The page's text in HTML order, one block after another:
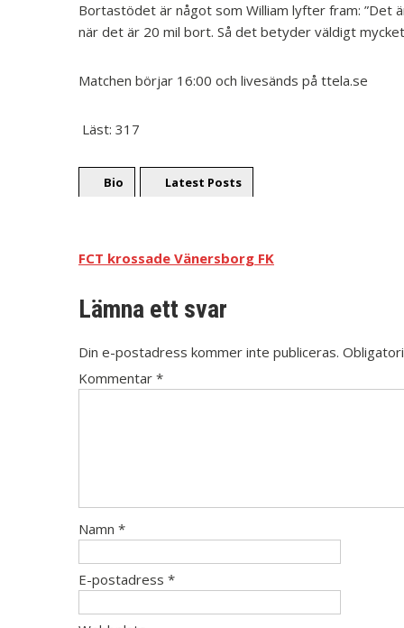
Bortastödet är något som William lyfter fram:
när det är 20 mil bort. Så det betyder väldigt
Matchen börjar 16:00 och livesänds på ttela.se
Läst: 317
Bio Latest Posts
FCT krossade Vänersborg FK
Lämna ett svar
Din e-postadress kommer inte publiceras.
Kommentar *
Namn *
E-postadress *